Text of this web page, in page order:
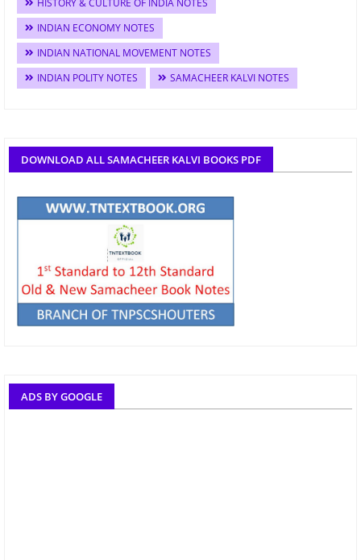
INDIAN ECONOMY NOTES
INDIAN NATIONAL MOVEMENT NOTES
INDIAN POLITY NOTES
SAMACHEER KALVI NOTES
DOWNLOAD ALL SAMACHEER KALVI BOOKS PDF
ADS BY GOOGLE